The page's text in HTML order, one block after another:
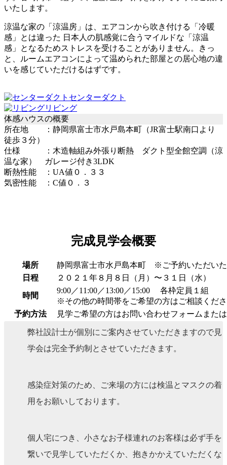
いたします。
涼温な家の「涼温房」は、エアコンから吹き付ける「冷暖
感」とは違った 日本人の肌感覚に合うマイルドな「涼温
感」
となるためストレスを受けることがありません。きっ
と、ルームエアコンによって温められた部屋との居心地の違
いを感じていただけるはずです。
センターダクト
リビング
体感ハウスの概要
所在地 ：静岡県富士市水戸島本町（JR富士駅南口より
徒歩３分）
仕様 ：木造軸組み外張り断熱 ダクト型全館空調（涼
温な家） ガレージ付き3LDK
断熱性能 ：UA値０．３３
気密性能 ：C値０．３
完成見学会概要
場所
静岡県富士市水戸島本町 ※ご予約いただい
日程
２０２１年８月８日（月）〜３１日（水）
時間
9:00／11:00／13:00／15:00 各枠定員１組
※その他の時間帯をご希望の方はご相談くだ
予約方法
見学ご希望の方はお問い合わせフォーム または
弊社設計士が個別にご案内させていただきますので見
学会は完全予約制とさせていただきます。
感染症対策のため、ご来場の方には検温とマスクの着
用をお願いしております。
個人宅につき、小さなお子様連れのお客様は必ず手を
繋いで見学していただくか、抱きかかえていただくな